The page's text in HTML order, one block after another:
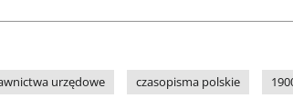
urzędowe czasopisma polskie